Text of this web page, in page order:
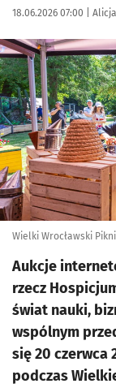
Data publikacji:
18.06.2026 07:00 | Autor:
Kliknij, aby
Wielki Wrocławski
Aukcje
rzecz
świat nauki,
wspólnym
się 20 czerwca
podczas